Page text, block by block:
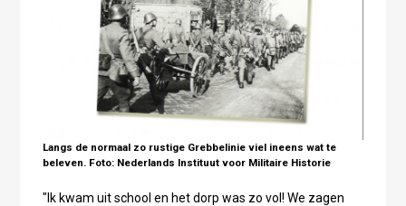
Langs de normaal zo rustige Grebbelinie viel ineens wat te
beleven. Foto: Nederlands Instituut voor Militaire Historie
"Ik kwam uit school en het dorp was zo vol! We zagen